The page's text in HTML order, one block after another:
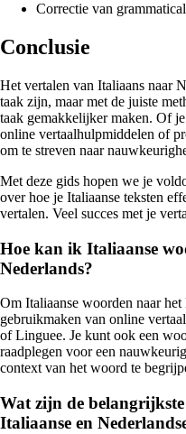
Correctie van
Conclusie
Het vertalen van Italiaans naar
taak zijn, maar met de juiste
taak gemakkelijker maken. Of
online vertaalhulpmiddelen of
om te streven naar
Met deze gids hopen we je
over hoe je Italiaanse teksten
vertalen. Veel succes met je
Hoe kan ik Italiaanse
Nederlands?
Om Italiaanse woorden naar
gebruikmaken van online
of Linguee. Je kunt ook een
raadplegen voor een
context van het woord te
Wat zijn de belangrijkste
Italiaanse en